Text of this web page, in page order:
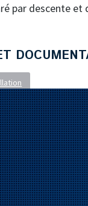
par descente